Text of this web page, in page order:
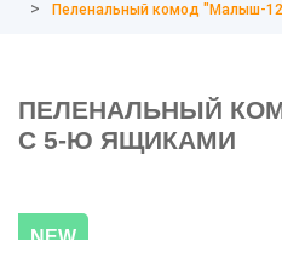
Пеленальный комод "Малыш-
ПЕЛЕНАЛЬНЫЙ
С 5-Ю ЯЩИКАМИ
NEW